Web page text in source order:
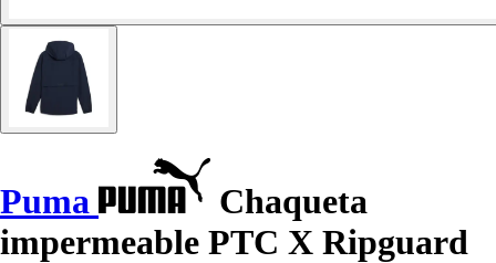
Puma
Chaqueta
impermeable PTC X Ripguard